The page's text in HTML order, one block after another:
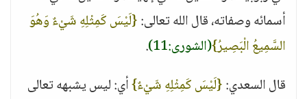
أسمائه وصفاته، قال الله تعالى:{لَيْسَ كَمِثْلِهِ شَيْءٌ وَهُوَ
السَّمِيعُ الْبَصِيرُ}(الشورى:11)
.
قال السعدي:{لَيْسَ كَمِثْلِهِ شَيْءٌ}أي: ليس يشبهه تعالى